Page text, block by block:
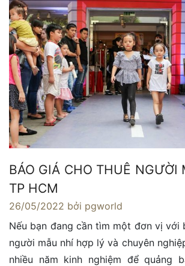
BÁO GIÁ CHO THUÊ NGƯỜI
TP HCM
26/05/2022 bởi pgworld
Nếu bạn đang cần tìm một đơn vị với
người mẫu nhí hợp lý và chuyên
nhiều năm kinh nghiệm để quảng